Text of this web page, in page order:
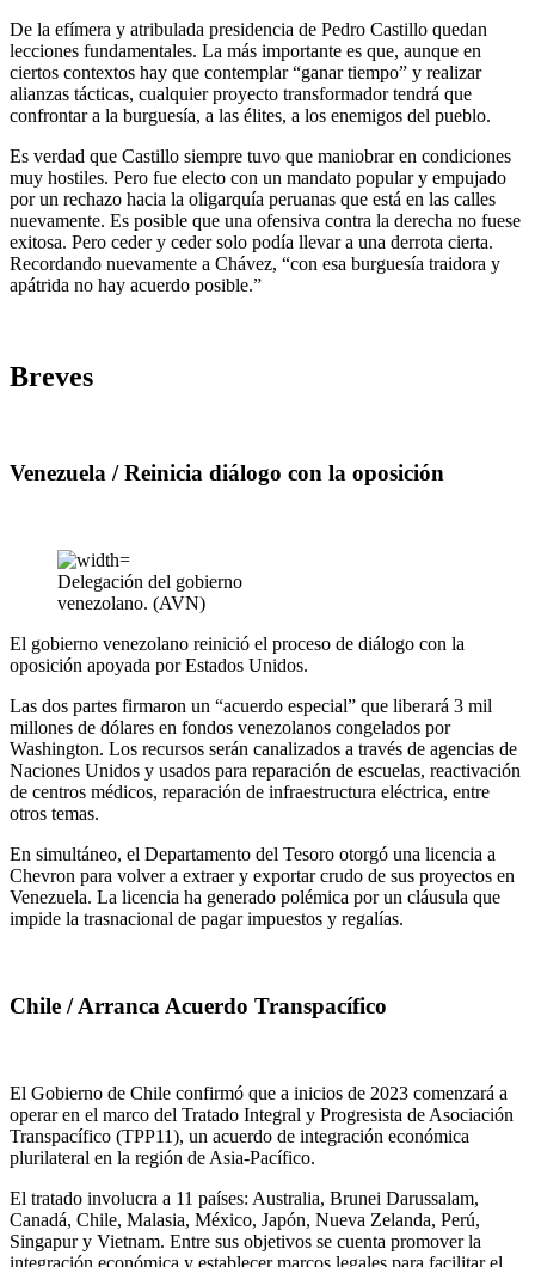
De la efímera y atribulada presidencia de Pedro Castillo quedan
lecciones fundamentales. La más importante es que, aunque en
ciertos contextos hay que contemplar “ganar tiempo” y realizar
alianzas tácticas, cualquier proyecto transformador tendrá que
confrontar a la burguesía, a las élites, a los enemigos del pueblo.
Es verdad que Castillo siempre tuvo que maniobrar en condiciones
muy hostiles. Pero fue electo con un mandato popular y empujado
por un rechazo hacia la oligarquía peruanas que está en las calles
nuevamente. Es posible que una ofensiva contra la derecha no fuese
exitosa. Pero ceder y ceder solo podía llevar a una derrota cierta.
Recordando nuevamente a Chávez, “con esa burguesía traidora y
apátrida no hay acuerdo posible.”
Breves
Venezuela / Reinicia diálogo con la oposición
Delegación del gobierno
venezolano. (AVN)
El gobierno venezolano reinició el proceso de diálogo con la
oposición apoyada por Estados Unidos.
Las dos partes firmaron un “acuerdo especial” que liberará 3 mil
millones de dólares en fondos venezolanos congelados por
Washington. Los recursos serán canalizados a través de agencias de
Naciones Unidos y usados para reparación de escuelas, reactivación
de centros médicos, reparación de infraestructura eléctrica, entre
otros temas.
En simultáneo, el Departamento del Tesoro otorgó una licencia a
Chevron para volver a extraer y exportar crudo de sus proyectos en
Venezuela. La licencia ha generado polémica por un cláusula que
impide la trasnacional de pagar impuestos y regalías.
Chile / Arranca Acuerdo Transpacífico
El Gobierno de Chile confirmó que a inicios de 2023 comenzará a
operar en el marco del Tratado Integral y Progresista de Asociación
Transpacífico (TPP11), un acuerdo de integración económica
plurilateral en la región de Asia-Pacífico.
El tratado involucra a 11 países: Australia, Brunei Darussalam,
Canadá, Chile, Malasia, México, Japón, Nueva Zelanda, Perú,
Singapur y Vietnam. Entre sus objetivos se cuenta promover la
integración económica y establecer marcos legales para facilitar el